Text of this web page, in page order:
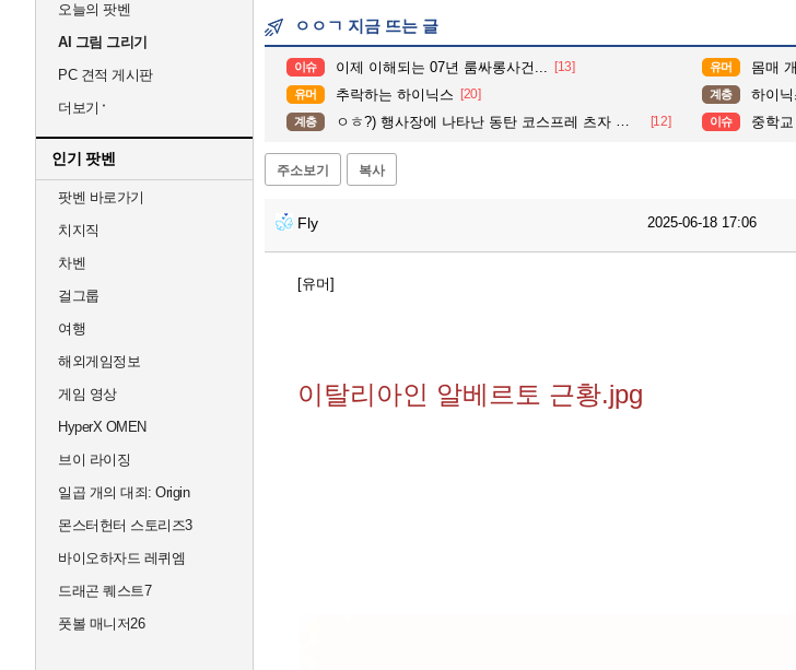
오늘의 팟벤
AI 그림 그리기
PC 견적 게시판
더보기
인기 팟벤
팟벤 바로가기
치지직
차벤
걸그룹
여행
해외게임정보
게임 영상
HyperX OMEN
브이 라이징
일곱 개의 대죄: Origin
몬스터헌터 스토리즈3
바이오하자드 레퀴엠
드래곤 퀘스트7
풋볼 매니저26
ㅇㅇㄱ 지금 뜨는 글
이슈 이제 이해되는 07년 룸싸롱사건... [13] 유머 몸매
유머 추락하는 하이닉스 [20] 계층 하이
계층 ㅇㅎ?) 행사장에 나타난 동탄 코스프레 츠자 인터뷰. [12] 이슈 중학교
주소보기 복사
Fly 2025-06-18 17:06
[유머]
이탈리아인 알베르토 근황.jpg